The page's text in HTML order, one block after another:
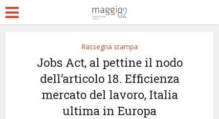
Rassegna stampa
Jobs Act, al pettine il nodo
dell’articolo 18. Efficienza
mercato del lavoro, Italia
ultima in Europa